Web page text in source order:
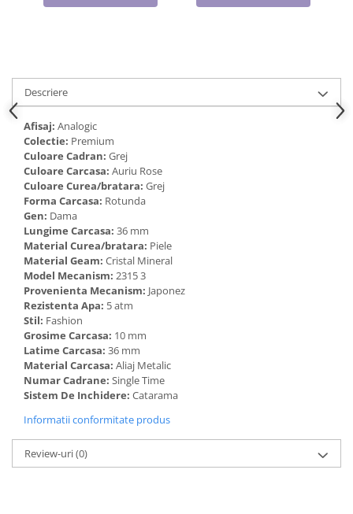
Cadouri pentru Doctori
Descriere
Afisaj: Analogic
Colectie: Premium
Culoare Cadran: Grej
Culoare Carcasa: Auriu Rose
Culoare Curea/bratara: Grej
Forma Carcasa: Rotunda
Gen: Dama
Lungime Carcasa: 36 mm
Material Curea/bratara: Piele
Material Geam: Cristal Mineral
Model Mecanism: 2315 3
Provenienta Mecanism: Japonez
Rezistenta Apa: 5 atm
Stil: Fashion
Grosime Carcasa: 10 mm
Latime Carcasa: 36 mm
Material Carcasa: Aliaj Metalic
Numar Cadrane: Single Time
Sistem De Inchidere: Catarama
Informatii conformitate produs
Review-uri(0)